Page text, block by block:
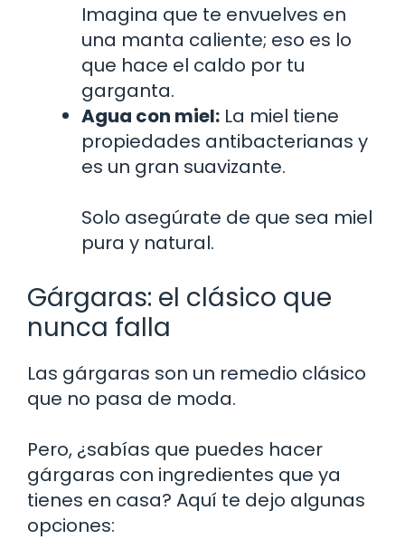
Imagina que te envuelves en
una manta caliente; eso es lo
que hace el caldo por tu
garganta.
Agua con miel: La miel tiene
propiedades antibacterianas y
es un gran suavizante.
Solo asegúrate de que sea miel
pura y natural.
Gárgaras: el clásico que
nunca falla
Las gárgaras son un remedio clásico
que no pasa de moda.
Pero, ¿sabías que puedes hacer
gárgaras con ingredientes que ya
tienes en casa? Aquí te dejo algunas
opciones: